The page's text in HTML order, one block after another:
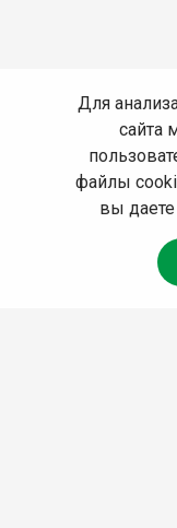
Для
сайта
файлы
вы даете